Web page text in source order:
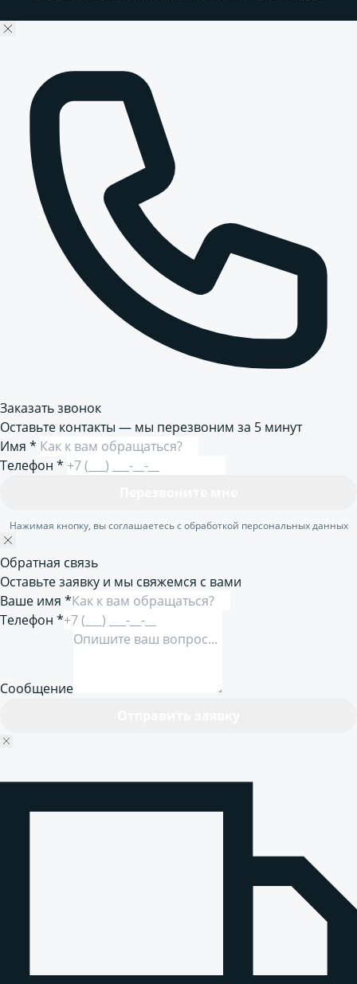
Заказать звонок
Оставьте контакты — мы перезвоним за 5 минут
Имя *
Телефон *
Нажимая кнопку, вы соглашаетесь с обработкой персональных данных
Обратная связь
Оставьте заявку и мы свяжемся с вами
Ваше имя *
Телефон *
Сообщение